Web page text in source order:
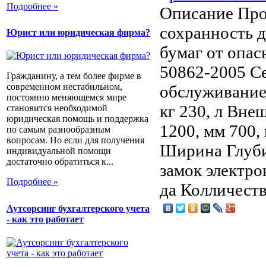
Подробнее »
Юрист или юридическая фирма?
Гражданину, а тем более фирме в
современном нестабильном,
постоянно меняющемся мире
становится необходимой
юридическая помощь и поддержка
по самым разнообразным
вопросам. Но если для получения
индивидуальной помощи
достаточно обратиться к...
Подробнее »
Аутсорсинг бухгалтерского учета
- как это работает
Описание
сохранность
бумаг от
50862-2005
кг 230, л
1200, мм
Ширина
замок
да